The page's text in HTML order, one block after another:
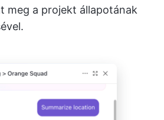
meg a projekt állapotának